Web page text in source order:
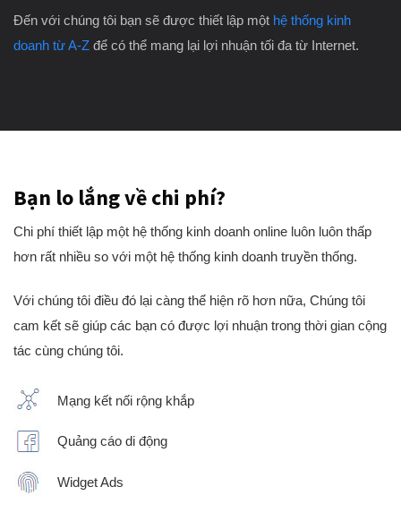
Đến với chúng tôi bạn sẽ được thiết lập một hệ thống kinh
doanh từ A-Z để có thể mang lại lợi nhuận tối đa từ Internet.
Bạn lo lắng về chi phí?
Chi phí thiết lập một hệ thống kinh doanh online luôn luôn thấp
hơn rất nhiều so với một hệ thống kinh doanh truyền thống.
Với chúng tôi điều đó lại càng thể hiện rõ hơn nữa, Chúng tôi
cam kết sẽ giúp các bạn có được lợi nhuận trong thời gian cộng
tác cùng chúng tôi.
Mạng kết nối rộng khắp
Quảng cáo di động
Widget Ads